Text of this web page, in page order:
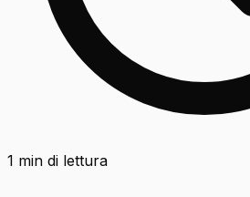
1 min di lettura